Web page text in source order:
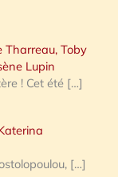
Tharreau, Toby
Lupin
! Cet été […]
[…]